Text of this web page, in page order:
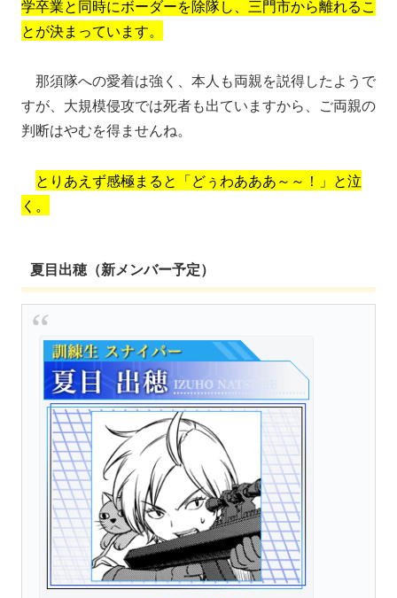
学卒業と同時にボーダーを除隊し、三門市から離れるこ
とが決まっています。
那須隊への愛着は強く、本人も両親を説得したようで
すが、大規模侵攻では死者も出ていますから、ご両親の
判断はやむを得ませんね。
とりあえず感極まると「どぅわあああ～～！」と泣
く。
夏目出穂（新メンバー予定）